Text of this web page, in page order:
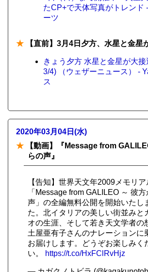
たCP+で天体写真がトレンド
ーツ
★ 【直前】3月4日夕方、水星と金星
きょう夕方 水星と金星が大
3/4) （ウェザーニュース） -
ス
2020年03月04日(水)
★ 【動画】『Message from
らの声』
【告知】世界天文年2009メモリ
「Message from GALILEO ～ 彼
声」の全編無料公開を開始いたし
た。北イタリアの美しい街並みと
オの生涯、そして若き天文学者の
土屋亜有子さんのナレーションに
お届けします。どうぞお楽しみく
い。
https://t.co/HxFClRvHjz